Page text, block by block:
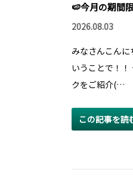
🍉今月の期間
2026.08.03
みなさんこんに
いうことで！
クをご紹介(…
この記事を読